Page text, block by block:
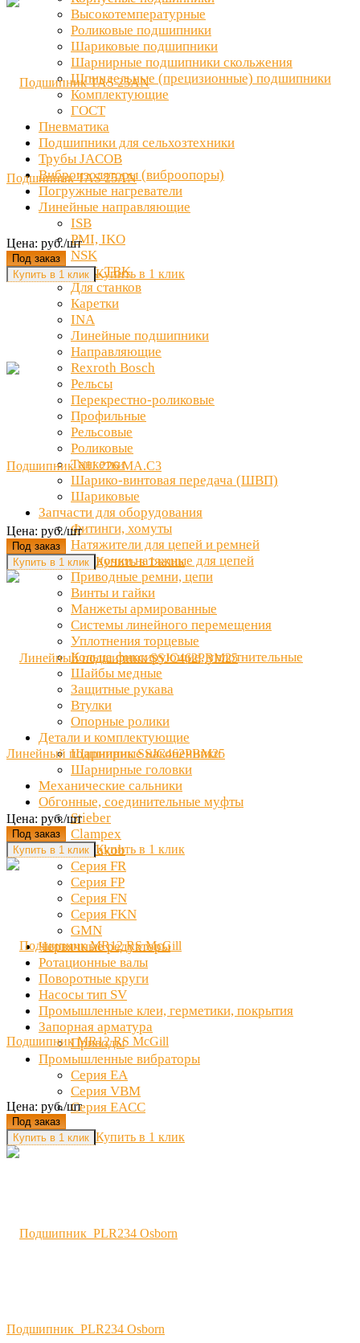
Высокотемпературные
Роликовые подшипники
Шариковые подшипники
Шарнирные подшипники скольжения
Шпиндельные (прецизионные) подшипники
Комплектующие
ГОСТ
Пневматика
Подшипники для сельхозтехники
Трубы JACOB
Виброизоляторы (виброопоры)
Погружные нагреватели
Линейные направляющие
ISB
PMI, IKO
NSK
THK, TBK
Для станков
Каретки
INA
Линейные подшипники
Направляющие
Rexroth Bosch
Рельсы
Перекрестно-роликовые
Профильные
Рельсовые
Роликовые
Танкетки
Шарико-винтовая передача (ШВП)
Шариковые
Запчасти для оборудования
Фитинги, хомуты
Натяжители для цепей и ремней
Звездочки натяжные для цепей
Приводные ремни, цепи
Винты и гайки
Манжеты армированные
Системы линейного перемещения
Уплотнения торцевые
Кольца фиксирующие, уплотнительные
Шайбы медные
Защитные рукава
Втулки
Опорные ролики
Детали и комплектующие
Шарнирные наконечники
Шарнирные головки
Механические сальники
Обгонные, соединительные муфты
Stieber
Clampex
Ott Jakob
Серия FR
Серия FP
Серия FN
Серия FKN
GMN
Червячные редукторы
Ротационные валы
Поворотные круги
Насосы тип SV
Промышленные клеи, герметики, покрытия
Запорная арматура
Приводы
Промышленные вибраторы
Серия EA
Серия VBM
Серия EACC
Подшипник TAS 25AN
Цена: руб./шт
Под заказ
Купить в 1 клик
Подшипник NU 226 MA.C3
Цена: руб./шт
Под заказ
Купить в 1 клик
Линейный подшипник SSJC462PBM25
Цена: руб./шт
Под заказ
Купить в 1 клик
Подшипник MR12 RS McGill
Цена: руб./шт
Под заказ
Купить в 1 клик
Подшипник PLR234 Osborn